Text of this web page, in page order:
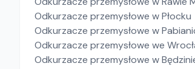
Odkurzacze przemysłowe w Płocku
Odkurzacze przemysłowe w
Odkurzacze przemysłowe we
Odkurzacze przemysłowe w